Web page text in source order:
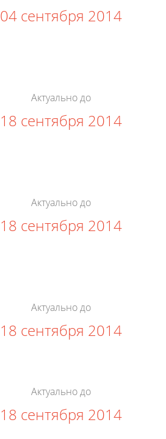
04 сентября 2014
Актуально до
18 сентября 2014
Актуально до
18 сентября 2014
Актуально до
18 сентября 2014
Актуально до
18 сентября 2014